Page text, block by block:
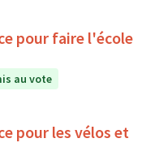
pour faire l'école
au vote
pour les vélos et